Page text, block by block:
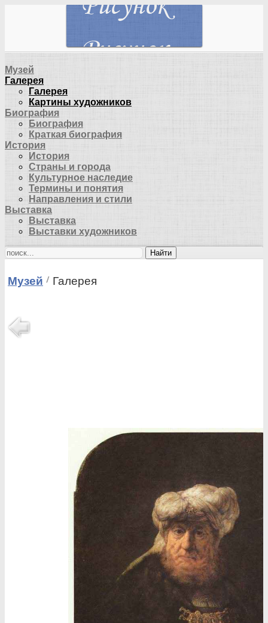
Музей
Галерея
Галерея
Картины художников
Биография
Биография
Краткая биография
История
История
Страны и города
Культурное наследие
Термины и понятия
Направления и стили
Выставка
Выставка
Выставки художников
Найти
Музей Галерея